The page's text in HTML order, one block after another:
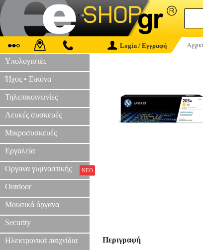
Login / Εγγραφή
Υπολογιστές
Ήχος • Εικόνα
Τηλεπικοινωνίες
Λευκές συσκευές
Μικροσυσκευές
Εργαλεία
Οργανα γυμναστικής ΝΕΟ
Outdoor
Μουσικά όργανα
Security
Ηλεκτρονικά παιχνίδια Περιγραφή